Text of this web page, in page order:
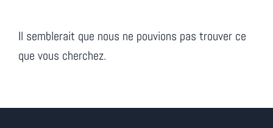
Il semblerait que nous ne pouvions pas trouver ce
que vous cherchez.